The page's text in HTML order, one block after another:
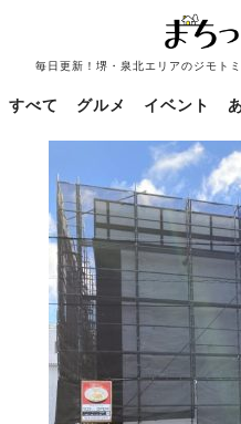
毎日更新！堺・泉北エリアのジモト
すべて グルメ イベント